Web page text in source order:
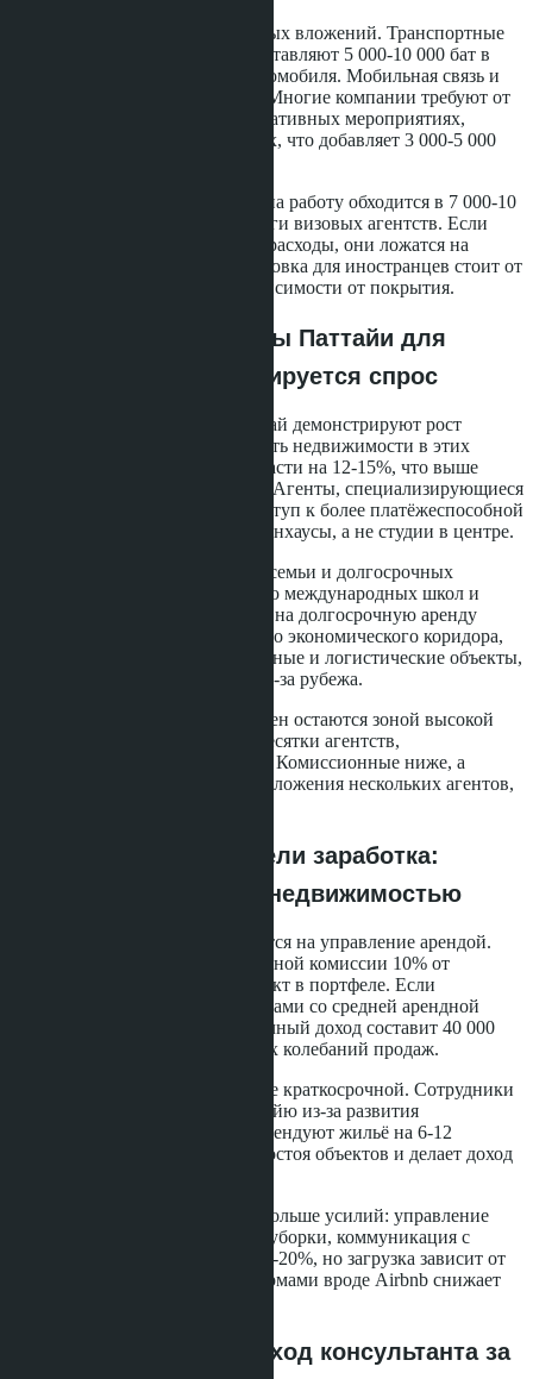
Работа агента требует постоянных вложений. Транспортные
расходы на показы объектов составляют 5 000-10 000 бат в
месяц, если нет служебного автомобиля. Мобильная связь и
интернет - ещё 1 500-2 000 бат. Многие компании требуют от
консультантов участия в корпоративных мероприятиях,
выставках и networking-встречах, что добавляет 3 000-5 000
Продление визы и разрешения на работу обходится в 7 000-10
000 бат ежегодно, включая услуги визовых агентств. Если
компания не компенсирует эти расходы, они ложатся на
сотрудника. Медицинская страховка для иностранцев стоит от
15 000 до 30 000 бат в год в зависимости от покрытия.
Перспективные районы Паттайи для
агентов: где концентрируется спрос
Район На Джомтьен и Банг Сарай демонстрируют рост
интереса покупателей. Стоимость недвижимости в этих
районах к 2026 году может вырасти на 12-15%, что выше
средних показателей по городу. Агенты, специализирующиеся
на этих локациях, получают доступ к более платёжеспособной
аудитории, ищущей виллы и таунхаусы, а не студии в центре.
Восточная Паттайя привлекает семьи и долгосрочных
арендаторов благодаря развитию международных школ и
спортивных комплексов. Спрос на долгосрочную аренду
растёт из-за развития Восточного экономического коридора,
где открываются производственные и логистические объекты,
привлекающие специалистов из-за рубежа.
Центральные районы и Джомтьен остаются зоной высокой
конкуренции. Здесь работают десятки агентств,
предлагающих схожие объекты. Комиссионные ниже, а
клиенты часто сравнивают предложения нескольких агентов,
Альтернативные модели заработка:
аренда и управление недвижимостью
Некоторые агенты переключаются на управление арендой.
Доход формируется из ежемесячной комиссии 10% от
арендной платы за каждый объект в портфеле. Если
специалист управляет 20 объектами со средней арендной
ставкой 20 000 бат, его ежемесячный доход составит 40 000
бат без зависимости от сезонных колебаний продаж.
Долгосрочная аренда стабильнее краткосрочной. Сотрудники
компаний, переехавшие в Паттайю из-за развития
инфраструктурных проектов, арендуют жильё на 6-12
месяцев. Это снижает риски простоя объектов и делает доход
Краткосрочная аренда требует больше усилий: управление
бронированиями, координация уборки, коммуникация с
гостями. Комиссия выше - до 15-20%, но загрузка зависит от
сезона, а конкуренция с платформами вроде Airbnb снижает
Реальный пример: доход консультанта за